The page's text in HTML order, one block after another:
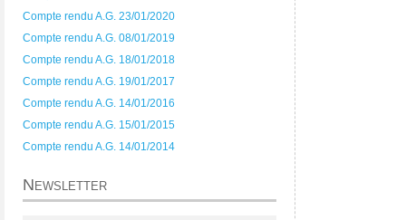
Compte rendu A.G. 23/01/2020
Compte rendu A.G. 08/01/2019
Compte rendu A.G. 18/01/2018
Compte rendu A.G. 19/01/2017
Compte rendu A.G. 14/01/2016
Compte rendu A.G. 15/01/2015
Compte rendu A.G. 14/01/2014
Newsletter